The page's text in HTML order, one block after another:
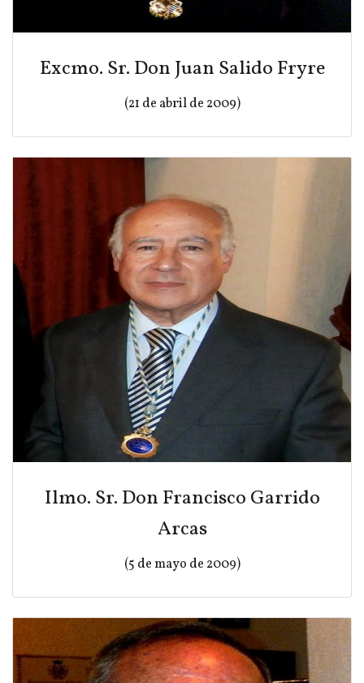
Excmo. Sr. Don Juan Salido Fryre
(21 de abril de 2009)
Ilmo. Sr. Don Francisco Garrido
Arcas
(5 de mayo de 2009)